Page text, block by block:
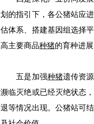
划的指引下，各公猪站应
估体系、搭建基因组选择
高主要商品种猪的育种进展
五是加强种猪遗传资
濒临灭绝或已经灭绝状态
退等情况出现。公猪站可